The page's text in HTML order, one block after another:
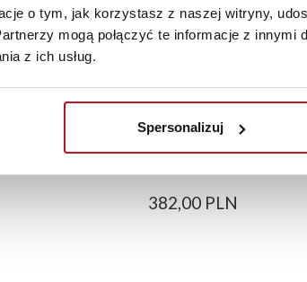
o tym, jak korzystasz z naszej witryny,
mogą połączyć te informacje z innymi
z ich usług.
Spersonalizuj
Szafka 30 dolna Cargo Imperia
382,00 PLN